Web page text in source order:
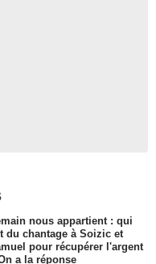
nous appartient : qui
du chantage à Soizic et
pour récupérer l'argent
a la réponse